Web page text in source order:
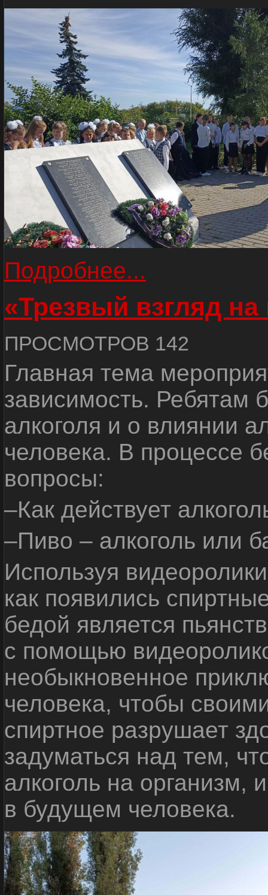
Подробнее...
«Трезвый взгляд на
ПРОСМОТРОВ 142
Главная тема
зависимость. Ребятам
алкоголя и о влиянии
человека. В процессе
вопросы:
–Как действует
–Пиво – алкоголь или
Используя
как появились
бедой является
с помощью
необыкновенное
человека, чтобы
спиртное разрушает
задуматься над тем,
алкоголь на организм,
в будущем человека.